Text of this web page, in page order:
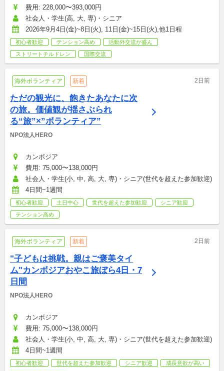
費用: 228,000〜393,000円
社会人・学生(高, 大, 専)・シニア
2026年9月4日(金)~8日(火), 11日(金)~15日(火),他1日程
初心者歓迎 テンション高め
活動外交流が盛ん
ストリートチルドレン
国際交流
海外ボランティア 新着 2日前
ただの観光に、飽きたあなたに次
の旅。価値観が揺さぶられ
る“旅”×”ボランティア”
NPO法人HERO
カンボジア
費用: 75,000〜138,000円
社会人・学生(小, 中, 高, 大, 専)・シニア(世代を超えた参加歓迎)
4日間~1週間
初心者歓迎 土日中心 世代を超えた参加歓迎
シニア歓迎
テンション高め
海外ボランティア 新着 2日前
"子どもは挑戦。親はご褒美タイ
ム"カンボジアおやこ旅ぼら4日・7
日間
NPO法人HERO
カンボジア
費用: 75,000〜138,000円
社会人・学生(小, 中, 高, 大, 専)・シニア(世代を超えた参加歓迎)
4日間~1週間
初心者歓迎 世代を超えた参加歓迎 シニア歓迎
成長意欲が高い